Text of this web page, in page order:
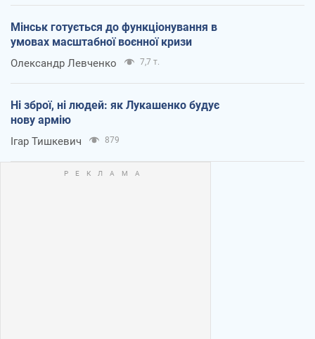
Мінськ готується до функціонування в
умовах масштабної воєнної кризи
Олександр Левченко 7,7 т.
Ні зброї, ні людей: як Лукашенко будує
нову армію
Ігар Тишкевич 879